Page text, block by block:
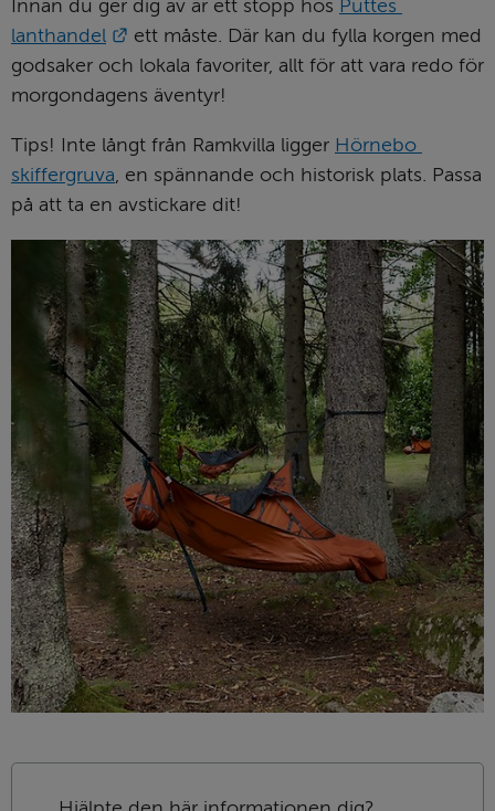
Innan du ger dig av är ett stopp hos Puttes
lanthandel
Länk till annan webbplats.
ett måste. Där kan du fylla korgen med
godsaker och lokala favoriter, allt för att vara redo för
morgondagens äventyr!
Tips! Inte långt från Ramkvilla ligger Hörnebo
skiffergruva , en spännande och historisk plats. Passa
på att ta en avstickare dit!